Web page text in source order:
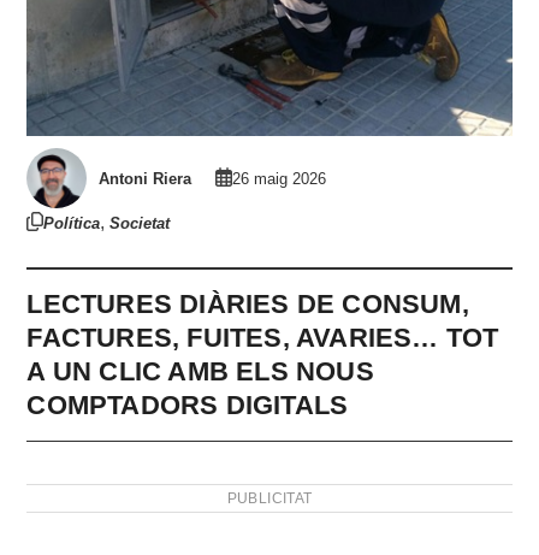
Antoni Riera 26 maig 2026
Política,Societat
LECTURES DIÀRIES DE CONSUM,
FACTURES, FUITES, AVARIES… TOT
A UN CLIC AMB ELS NOUS
COMPTADORS DIGITALS
PUBLICITAT